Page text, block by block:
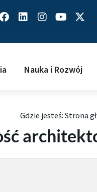
Facebook
LinkedinInstagram
Youtube
X-
Nauka i Rozwój
Gdzie jesteś: Strona